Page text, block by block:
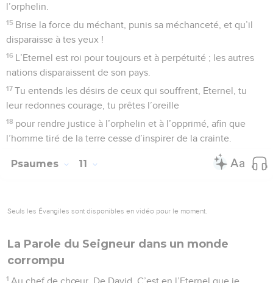
l’orphelin.
15 Brise la force du méchant, punis sa méchanceté, et qu’il
disparaisse à tes yeux !
16 L’Eternel est roi pour toujours et à perpétuité ; les autres
nations disparaissent de son pays.
17 Tu entends les désirs de ceux qui souffrent, Eternel, tu
leur redonnes courage, tu prêtes l’oreille
18 pour rendre justice à l’orphelin et à l’opprimé, afin que
l’homme tiré de la terre cesse d’inspirer de la crainte.
Psaumes 11
Seuls les Évangiles sont disponibles en vidéo pour le moment.
La Parole du Seigneur dans un monde
corrompu
1 Au chef de chœur. De David. C’est en l’Eternel que je